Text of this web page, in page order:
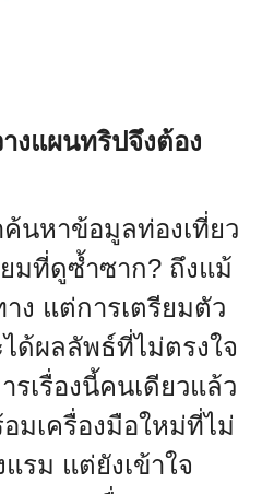
งแผนทริปจึงต้อง
ค้นหาข้อมูลท่องเที่ยว
มที่ดูซ้ำซาก? ถึงแม้
าง แต่การเตรียมตัว
ได้ผลลัพธ์ที่ไม่ตรงใจ
เรื่องนี้คนเดียวแล้ว
มเครื่องมือใหม่ที่ไม่
รม แต่ยังเข้าใจ